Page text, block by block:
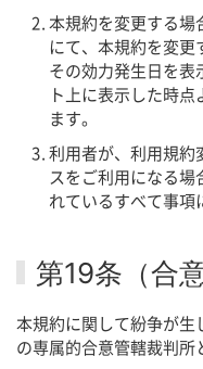
本規約を変更する場
にて、本規約を変更
その効力発生日を表
ト上に表示した時
ます。
利用者が、利用規約
スをご利用になる
れているすべて事項
第19条（合
本規約に関して紛争が
の専属的合意管轄裁判所